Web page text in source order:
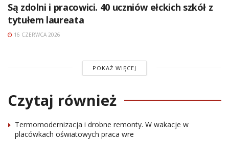
Są zdolni i pracowici. 40 uczniów ełckich szkół z
tytułem laureata
16 CZERWCA 2026
POKAŻ WIĘCEJ
Czytaj również
Termomodernizacja i drobne remonty. W wakacje w
placówkach oświatowych praca wre